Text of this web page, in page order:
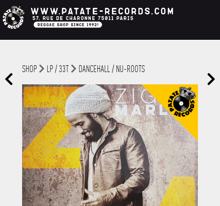
SHOP LP / 33T DANCEHALL / NU-ROOTS